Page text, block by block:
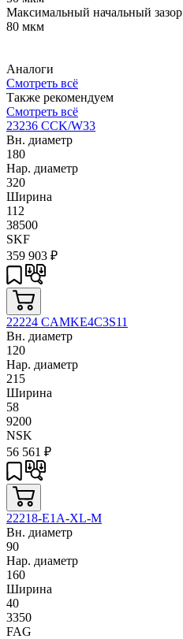
Максимальный начальный зазор
80 мкм
Аналоги
Смотреть всё
Также рекомендуем
Смотреть всё
23236 CCK/W33
Вн. диаметр
180
Нар. диаметр
320
Ширина
112
38500
SKF
359 903 ₽
22224 CAMKE4C3S11
Вн. диаметр
120
Нар. диаметр
215
Ширина
58
9200
NSK
56 561 ₽
22218-E1A-XL-M
Вн. диаметр
90
Нар. диаметр
160
Ширина
40
3350
FAG